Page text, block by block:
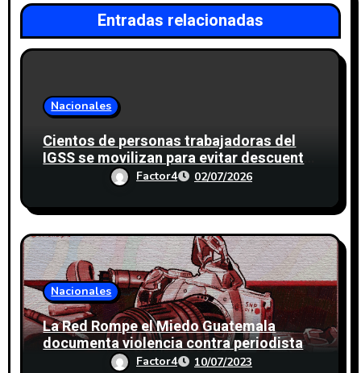
Entradas relacionadas
Nacionales
Cientos de personas trabajadoras del
IGSS se movilizan para evitar descuento
a favor del sindicato
Factor4 02/07/2026
Nacionales
La Red Rompe el Miedo Guatemala
documenta violencia contra periodistas
durante el proceso electoral
Factor4 10/07/2023